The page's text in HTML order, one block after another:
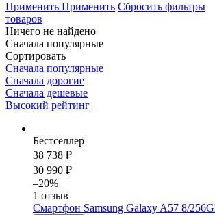
Применить Применить Сбросить фильтры
товаров
Ничего не найдено
Сначала популярные
Сортировать
Сначала популярные
Сначала дорогие
Сначала дешевые
Высокий рейтинг
Бестселлер
38 738 ₽
30 990 ₽
–20%
1 отзыв
Смартфон Samsung Galaxy A57 8/